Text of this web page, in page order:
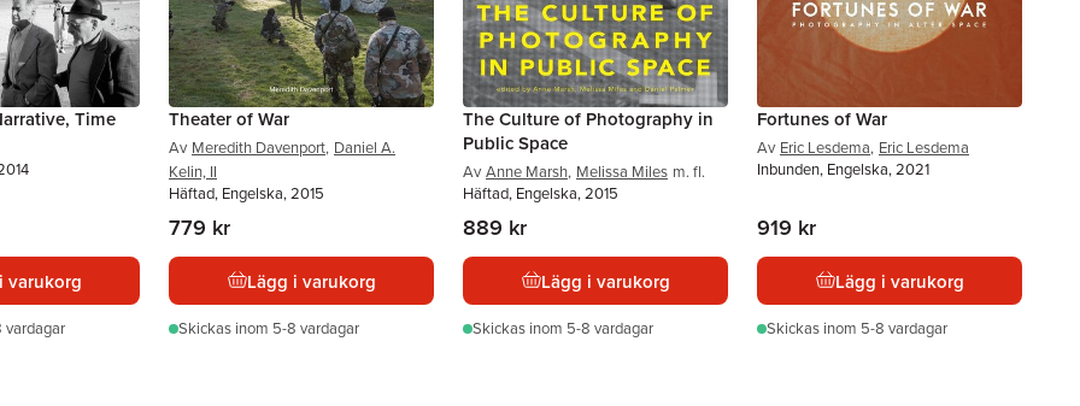
Time
varukorg
vardagar
Theater of War
Av Meredith Davenport, Daniel A.
Kelin, II
Häftad, Engelska, 2015
779 kr
Lägg i varukorg
Skickas inom 5-8 vardagar
The Culture of Photography in
Public Space
Av Anne Marsh, Melissa Miles m. fl.
Häftad, Engelska, 2015
889 kr
Lägg i varukorg
Skickas inom 5-8 vardagar
Fortunes of War
Av Eric Lesdema, Eric Lesdema
Inbunden, Engelska, 2021
919 kr
Lägg i varukorg
Skickas inom 5-8 vardagar